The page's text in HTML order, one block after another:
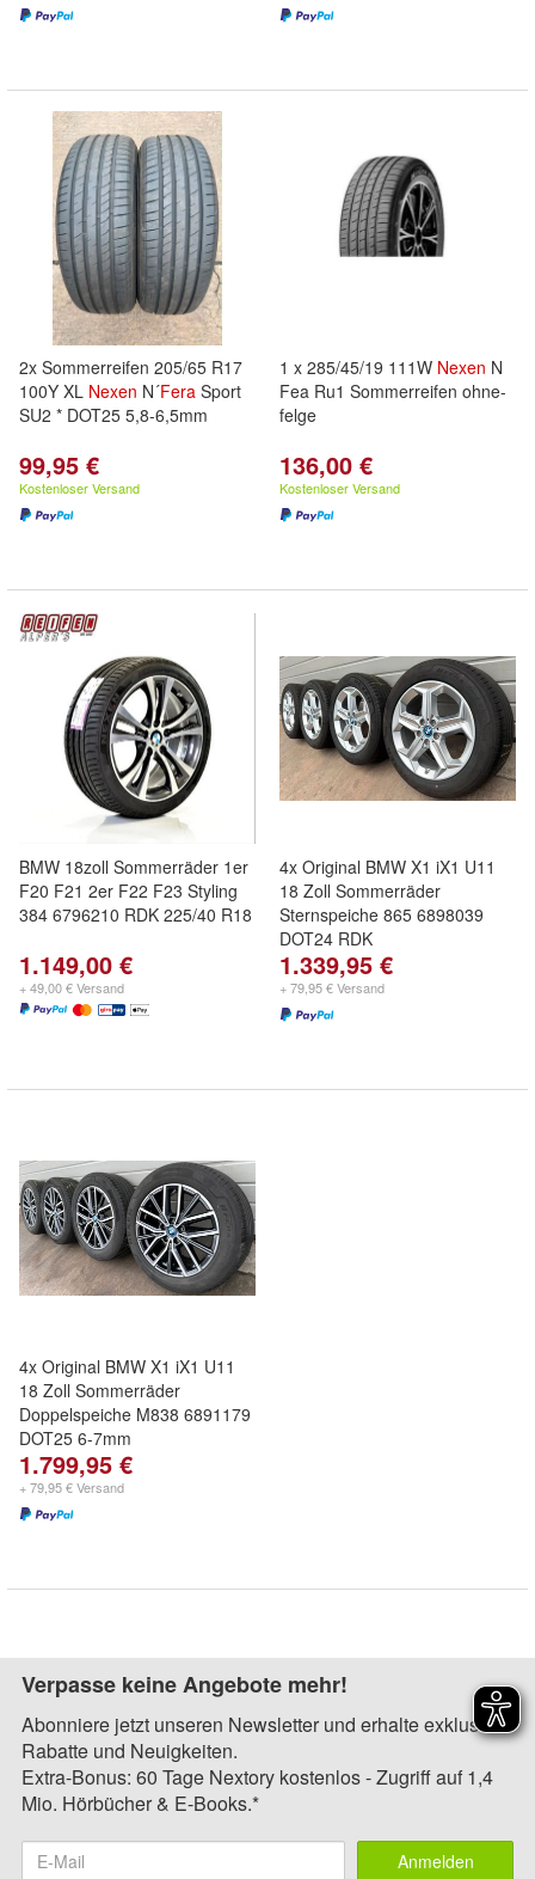
2x Sommerreifen 205/65 R17
100Y XL Nexen N´Fera Sport
SU2 * DOT25 5,8-6,5mm
99,95 €
Kostenloser Versand
1 x 285/45/19 111W Nexen N
Fea Ru1 Sommerreifen ohne-
felge
136,00 €
Kostenloser Versand
BMW 18zoll Sommerräder 1er
F20 F21 2er F22 F23 Styling
384 6796210 RDK 225/40 R18
1.149,00 €
+ 49,00 € Versand
4x Original BMW X1 iX1 U11
18 Zoll Sommerräder
Sternspeiche 865 6898039
DOT24 RDK
1.339,95 €
+ 79,95 € Versand
4x Original BMW X1 iX1 U11
18 Zoll Sommerräder
Doppelspeiche M838 6891179
DOT25 6-7mm
1.799,95 €
+ 79,95 € Versand
Verpasse keine Angebote mehr!
Abonniere jetzt unseren Newsletter und erhalte exklusive
Rabatte und Neuigkeiten.
Extra-Bonus: 60 Tage Nextory kostenlos - Zugriff auf 1,4
Mio. Hörbücher & E-Books.*
Anmelden